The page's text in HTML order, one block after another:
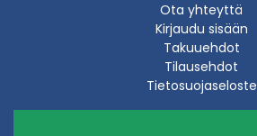
Ota yhteyttä
Kirjaudu sisään
Takuuehdot
Tilausehdot
Tietosuojaseloste